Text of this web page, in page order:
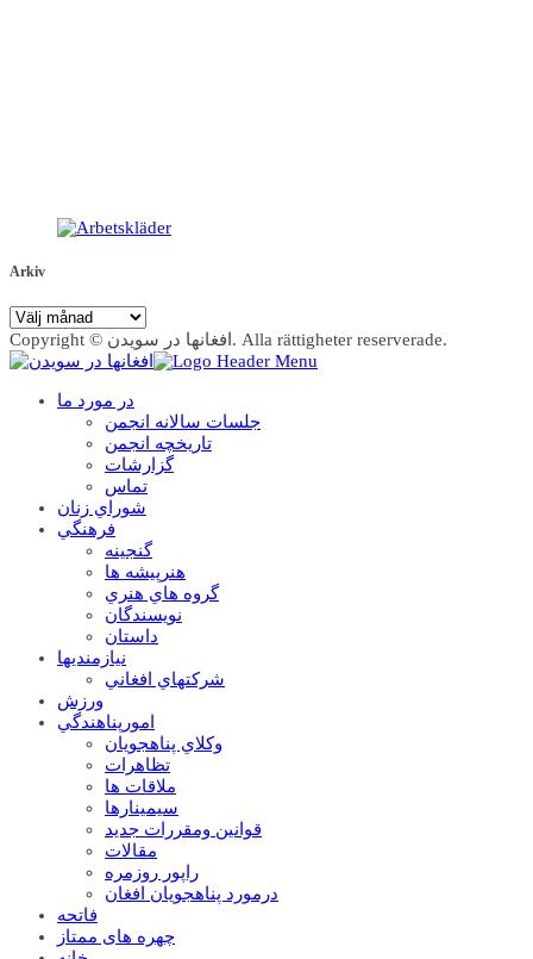
Arkiv
Arkiv
Copyright © افغانها در سویدن. Alla rättigheter reserverade.
در مورد ما
جلسات سالانه انجمن
تاریخچه انجمن
گزارشات
تماس
شوراي زنان
فرهنگي
گنجينه
هنرپيشه ها
گروه هاي هنري
نويسندگان
داستان
نيازمنديها
شرکتهاي افغاني
ورزش
امورپناهندگي
وکلاي پناهجويان
تظاهرات
ملاقات ها
سيمينارها
قوانين ومقررات جديد
مقالات
راپور روزمره
درمورد پناهجويان افغان
فاتحه
چهره های ممتاز